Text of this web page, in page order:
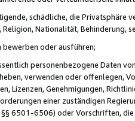
schädliche, die Privatsphäre
Nationalität, Behinderung,
oder ausführen;
personenbezogene Daten
verwenden oder offenlegen,
Lizenzen, Genehmigungen,
einer zuständigen
6501-6506) oder Vorschriften,